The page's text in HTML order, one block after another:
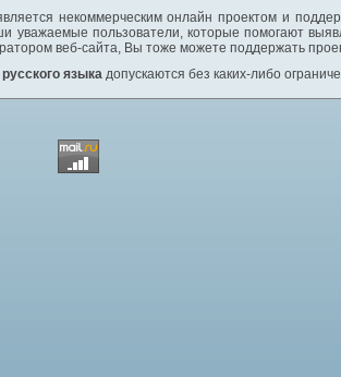
некоммерческим онлайн проектом и
уважаемые пользователи, которые помогают
веб-сайта, Вы тоже можете поддержать
языка допускаются без каких-либо